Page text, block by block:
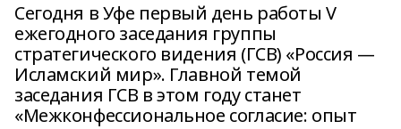
Сегодня в Уфе первый день работы V
ежегодного заседания группы
стратегического видения (ГСВ) «Россия —
Исламский мир». Главной темой
заседания ГСВ в этом году станет
«Межконфессиональное согласие: опыт